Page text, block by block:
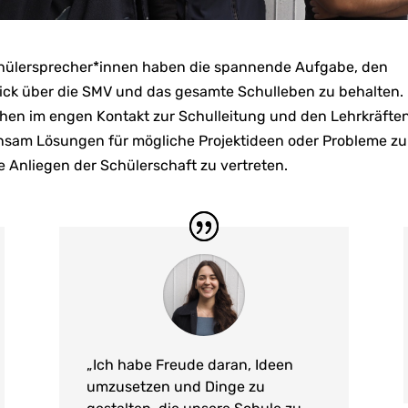
haben die spannende Aufgabe, den
über die SMV und das gesamte Schulleben zu behalten.
im engen Kontakt zur Schulleitung und den
Lösungen für mögliche Projektideen oder Probleme
Anliegen der Schülerschaft zu vertreten.
„Ich habe Freude daran, Ideen
umzusetzen und Dinge zu